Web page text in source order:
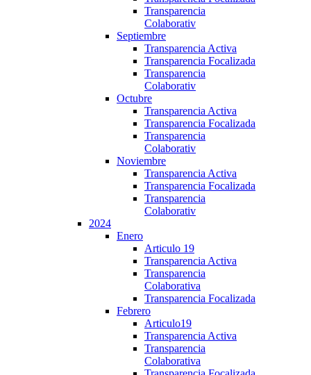
Transparencia
Colaborativ
Septiembre
Transparencia Activa
Transparencia Focalizada
Transparencia
Colaborativ
Octubre
Transparencia Activa
Transparencia Focalizada
Transparencia
Colaborativ
Noviembre
Transparencia Activa
Transparencia Focalizada
Transparencia
Colaborativ
2024
Enero
Articulo 19
Transparencia Activa
Transparencia
Colaborativa
Transparencia Focalizada
Febrero
Articulo19
Transparencia Activa
Transparencia
Colaborativa